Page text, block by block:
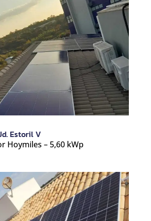
Estoril V
Hoymiles – 5,60 kWp